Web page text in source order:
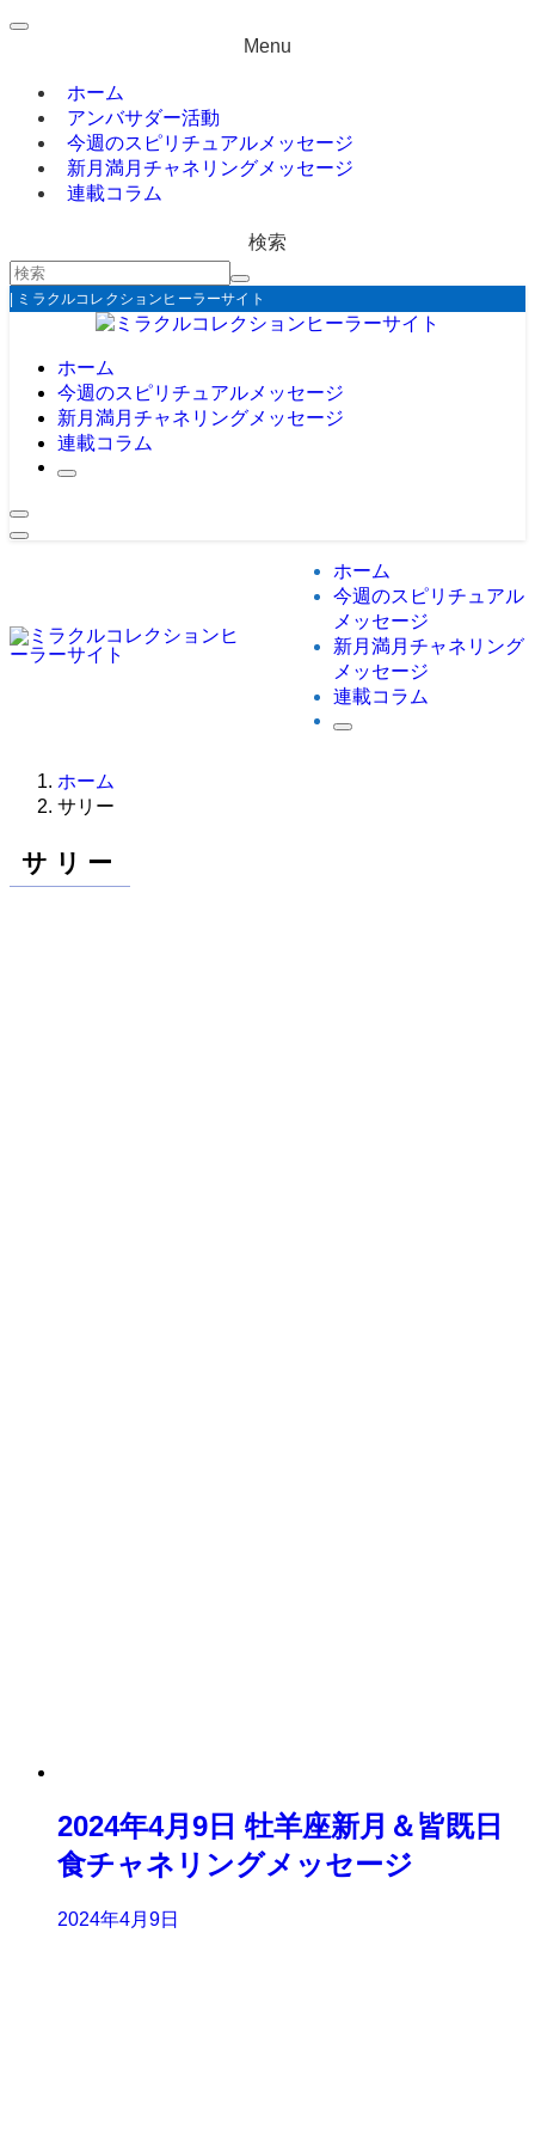
Menu
ホーム
アンバサダー活動
今週のスピリチュアルメッセージ
新月満月チャネリングメッセージ
連載コラム
検索
| ミラクルコレクションヒーラーサイト
ホーム
今週のスピリチュアルメッセージ
新月満月チャネリングメッセージ
連載コラム
ホーム
今週のスピリチュアル
メッセージ
新月満月チャネリング
メッセージ
連載コラム
ホーム
サリー
サリー
2024年4月9日 牡羊座新月＆皆既日
食チャネリングメッセージ
2024年4月9日